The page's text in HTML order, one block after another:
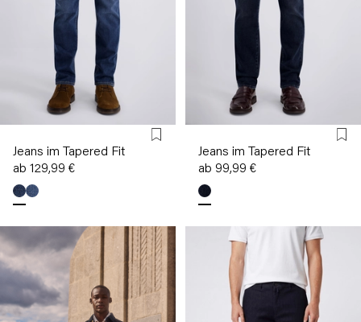
Jeans im Tapered Fit
ab 129,99 €
Jeans im Tapered Fit
ab 99,99 €